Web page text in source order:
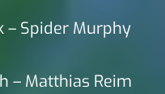
– Spider Murphy
– Matthias Reim